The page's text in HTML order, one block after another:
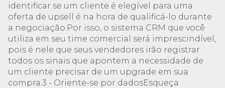
identificar se um cliente é elegível para uma
oferta de upsell é na hora de qualificá-lo durante
a negociação.Por isso, o sistema CRM que você
utiliza em seu time comercial será imprescindível,
pois é nele que seus vendedores irão registrar
todos os sinais que apontem a necessidade de
um cliente precisar de um upgrade em sua
compra.3 - Oriente-se por dadosEsqueça